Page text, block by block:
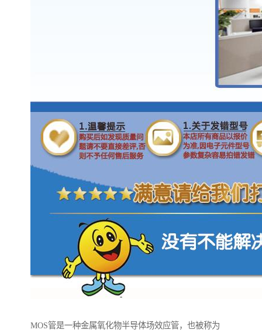
MOS管是一种金属氧化物半导体场效应管，也被称为